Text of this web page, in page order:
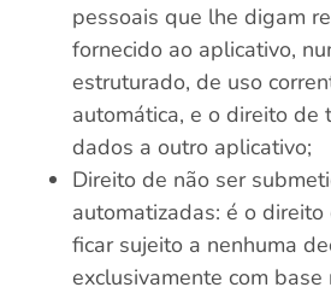
pessoais que lhe digam
fornecido ao aplicativo,
estruturado, de uso
automática, e o direito de
dados a outro aplicativo;
Direito de não ser
automatizadas: é o
ficar sujeito a nenhuma
exclusivamente com